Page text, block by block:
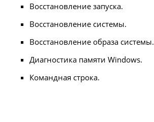
Восстановление запуска.
Восстановление системы.
Восстановление образа системы.
Диагностика памяти Windows.
Командная строка.